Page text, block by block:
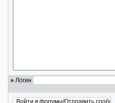
» Логин